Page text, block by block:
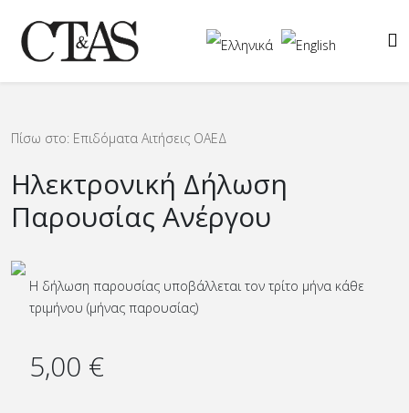
Πίσω στο: Επιδόματα Αιτήσεις ΟΑΕΔ
Ηλεκτρονική Δήλωση
Παρουσίας Ανέργου
Η δήλωση παρουσίας υποβάλλεται τον τρίτο μήνα κάθε
τριμήνου (μήνας παρουσίας)
5,00 €